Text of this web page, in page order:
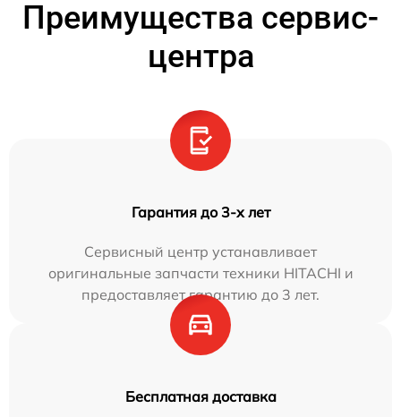
Преимущества сервис-
центра
Гарантия до 3-х лет
Сервисный центр устанавливает
оригинальные запчасти техники HITACHI и
предоставляет гарантию до 3 лет.
Бесплатная доставка